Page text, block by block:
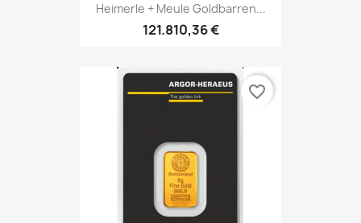
Heimerle + Meule Goldbarren...
121.810,36 €
favorite_border